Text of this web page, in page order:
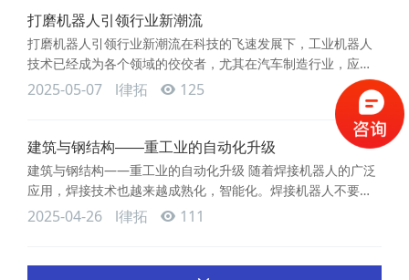
生产效率 通过与机器人集成，激光焊接的效率显著提高。机器
人可以在编程控制下完成多角度、多方位的连续焊接操作，实
现自动化生产。相比
打磨机器人引领行业新潮流
打磨机器人引领行业新潮流在科技的飞速发展下，工业机器人
技术已经成为各个领域的佼佼者，尤其在汽车制造行业，应用
范围更是广泛。今天，苏州律拓智能小编将为您揭秘新一代打
磨机器人，它在汽车制造中的应用正在颠覆传统制造工艺，引
领制造业迈向新的时代！打磨机器人的工作原理与优势打磨机
器人，是一种专门用于打磨作业的工业机器人。通过高精度控
制系统或智能传感器，机器人能够精确模拟人工打磨的动作，
实现高效率高质量的自动
2025-05-07 l律拓 125
建筑与钢结构——重工业的自动化升级
建筑与钢结构——重工业的自动化升级 随着焊接机器人的广泛
应用，焊接技术也越来越成熟化，智能化。焊接机器人不要仅
仅可以用于高精度的3C电子行业、新能源锂电池制造行业，同
定。很多企业开始将工业机器人投入生产当中。以下几种焊接
2025-04-26 l律拓 111